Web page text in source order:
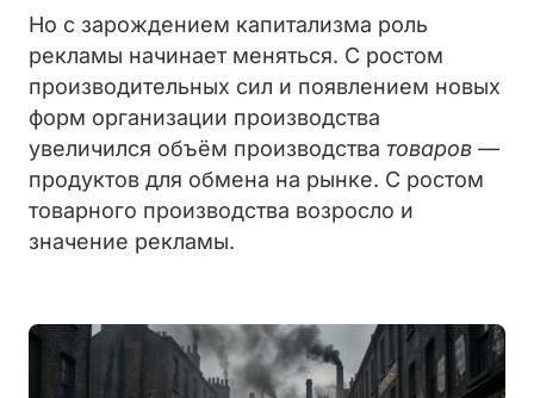
Но с зарождением капитализма роль
рекламы начинает меняться. С ростом
производительных сил и появлением новых
форм организации производства
увеличился объём производства товаров —
продуктов для обмена на рынке. С ростом
товарного производства возросло и
значение рекламы.